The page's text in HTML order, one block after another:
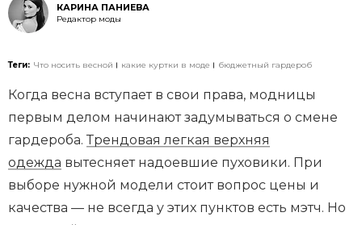
КАРИНА ПАНИЕВА
Редактор моды
Теги: Что носить весной какие куртки в моде бюджетный гардероб
Когда весна вступает в свои права, модницы
первым делом начинают задумываться о смене
гардероба. Трендовая легкая верхняя
одежда вытесняет надоевшие пуховики. При
выборе нужной модели стоит вопрос цены и
качества — не всегда у этих пунктов есть мэтч. Но